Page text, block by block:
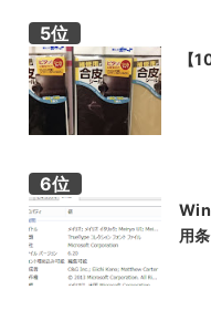
【
用